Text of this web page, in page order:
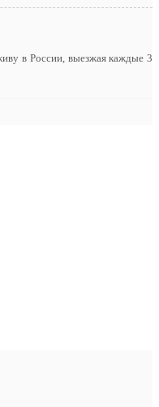
в России, выезжая каждые 3